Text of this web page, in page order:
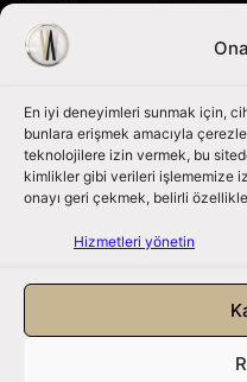
En iyi deneyimleri sunmak için,
bunlara erişmek amacıyla
teknolojilere izin vermek, bu
kimlikler gibi verileri işlememize
onayı geri çekmek, belirli
Hizmetleri yönetin
Bizimle iletişime geçin:
Bizi